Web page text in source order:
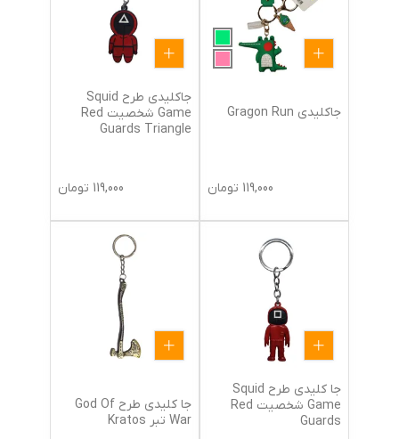
جاکلیدی Gragon Run
119,000 تومان
جاکلیدی طرح Squid
Game شخصیت Red
Guards Triangle
119,000 تومان
جا کلیدی طرح Squid
Game شخصیت Red
Guards
جا کلیدی طرح God Of
War تبر Kratos